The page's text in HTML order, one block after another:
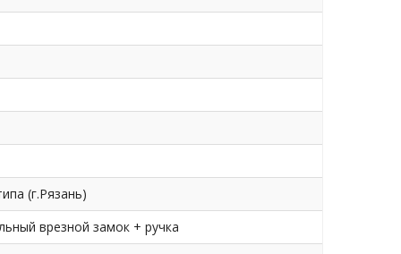
(г.Рязань)
врезной замок + ручка